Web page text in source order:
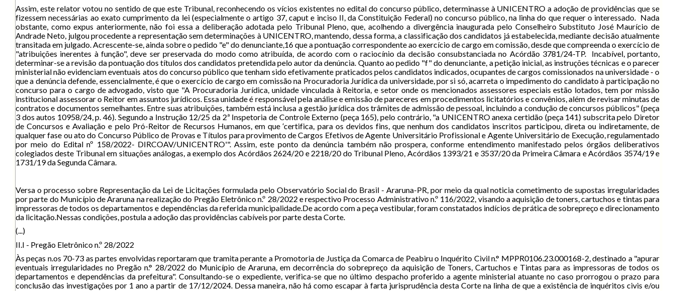
Assim, este relator votou no sentido de que este Tribunal, reconhecendo os vícios existentes no edital do concurso público, determinasse à UNICENTRO a adoção de providências que se
fizessem necessárias ao exato cumprimento da lei (especialmente o artigo 37, caput e inciso II, da Constituição Federal) no concurso público, na linha do que requer o interessado. Nada
obstante, como expus anteriormente, não foi essa a deliberação adotada pelo Tribunal Pleno, que, acolhendo a divergência inaugurada pelo Conselheiro Substituto José Maurício de
Andrade Neto, julgou procedente a representação sem determinações à UNICENTRO, mantendo, dessa forma, a classificação dos candidatos já estabelecida, mediante decisão atualmente
transitada em julgado. Acrescente-se, ainda sobre o pedido "e" do denunciante,16 que a pontuação correspondente ao exercício de cargo em comissão, desde que compreenda o exercício de
"atribuições inerentes à função", deve ser preservada do modo como atribuída, de acordo com o raciocínio da decisão consubstanciada no Acórdão 3781/24-TP. Incabível, portanto,
determinar-se a revisão da pontuação dos títulos dos candidatos pretendida pelo autor da denúncia. Quanto ao pedido "f" do denunciante, a petição inicial, as instruções técnicas e o parecer
ministerial não evidenciam eventuais atos do concurso público que tenham sido efetivamente praticados pelos candidatos indicados, ocupantes de cargos comissionados na universidade - o
que a denúncia defende, essencialmente, é que o exercício de cargo em comissão na Procuradoria Jurídica da universidade, por si só, acarreta o impedimento do candidato à participação no
concurso para o cargo de advogado, visto que "A Procuradoria Jurídica, unidade vinculada à Reitoria, e setor onde os mencionados assessores especiais estão lotados, tem por missão
institucional assessorar o Reitor em assuntos jurídicos. Essa unidade é responsável pela análise e emissão de pareceres em procedimentos licitatórios e convênios, além de revisar minutas de
contratos e documentos semelhantes. Entre suas atribuições, também está inclusa a gestão jurídica dos trâmites de admissão de pessoal, incluindo a condução de concursos públicos" (peça
3 dos autos 10958/24, p. 46). Segundo a Instrução 12/25 da 2ª Inspetoria de Controle Externo (peça 165), pelo contrário, "a UNICENTRO anexa certidão (peça 141) subscrita pelo Diretor
de Concursos e Avaliação e pelo Pró-Reitor de Recursos Humanos, em que ‘certifica, para os devidos fins, que nenhum dos candidatos inscritos participou, direta ou indiretamente, de
qualquer fase ou ato do Concurso Público de Provas e Títulos para provimento de Cargos Efetivos de Agente Universitário Profissional e Agente Universitário de Execução, regulamentado
por meio do Edital nº 158/2022- DIRCOAV/UNICENTRO'". Assim, este ponto da denúncia também não prospera, conforme entendimento manifestado pelos órgãos deliberativos
colegiados deste Tribunal em situações análogas, a exemplo dos Acórdãos 2624/20 e 2218/20 do Tribunal Pleno, Acórdãos 1393/21 e 3537/20 da Primeira Câmara e Acórdãos 3574/19 e
1731/19 da Segunda Câmara.
Versa o processo sobre Representação da Lei de Licitações formulada pelo Observatório Social do Brasil - Araruna-PR, por meio da qual noticia cometimento de supostas irregularidades
por parte do Município de Araruna na realização do Pregão Eletrônico n.º 28/2022 e respectivo Processo Administrativo n.º 116/2022, visando a aquisição de toners, cartuchos e tintas para
impressoras de todos os departamentos e dependências da referida municipalidade.De acordo com a peça vestibular, foram constatados indícios de prática de sobrepreço e direcionamento
da licitação.Nessas condições, postula a adoção das providências cabíveis por parte desta Corte.
(...)
II.I - Pregão Eletrônico n.º 28/2022
Às peças n.os 70-73 as partes envolvidas reportaram que tramita perante a Promotoria de Justiça da Comarca de Peabiru o Inquérito Civil n.° MPPR0106.23.000168-2, destinado a "apurar
eventuais irregularidades no Pregão n.° 28/2022 do Município de Araruna, em decorrência do sobrepreço da aquisição de Toners, Cartuchos e Tintas para as impressoras de todos os
departamentos e dependências da prefeitura". Consultando-se o expediente, verifica-se que no último despacho proferido a agente ministerial atuante no caso prorrogou o prazo para
conclusão das investigações por 1 ano a partir de 17/12/2024. Dessa maneira, não há como escapar à farta jurisprudência desta Corte na linha de que a existência de inquéritos civis e/ou